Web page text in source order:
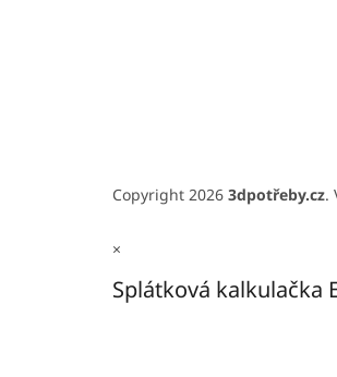
Copyright 2026 3dpotřeby.cz.
×
Splátková kalkulačka